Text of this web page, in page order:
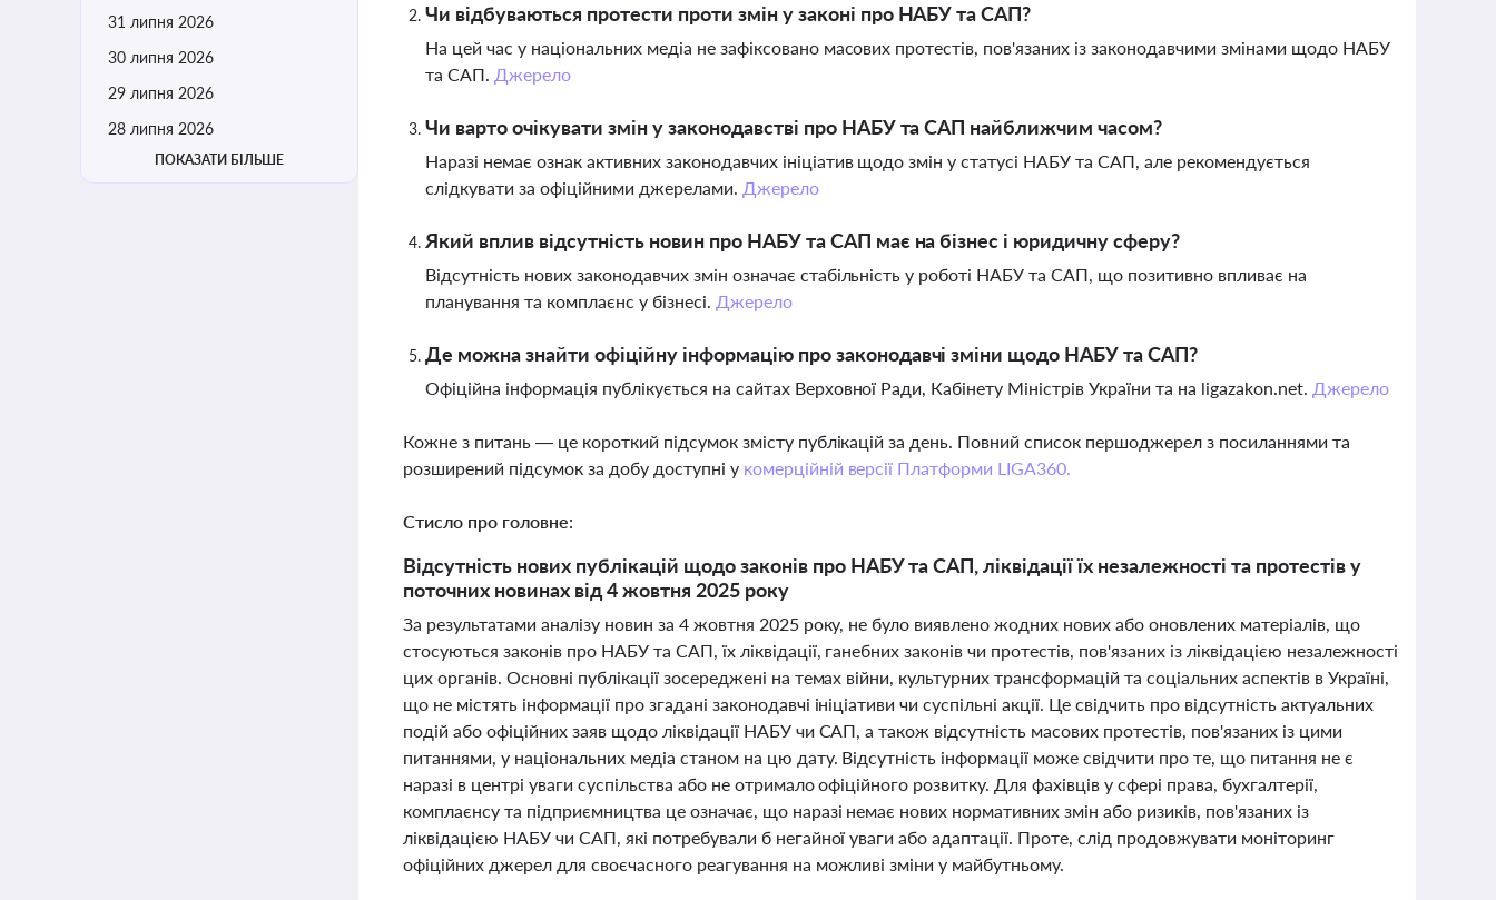
31 липня 2026
30 липня 2026
29 липня 2026
28 липня 2026
ПОКАЗАТИ БІЛЬШЕ
Чи відбуваються протести проти змін у законі про НАБУ та САП?
На цей час у національних медіа не зафіксовано масових протестів, пов'язаних із законодавчими змінами щодо НАБУ
та САП. Джерело
Чи варто очікувати змін у законодавстві про НАБУ та САП найближчим часом?
Наразі немає ознак активних законодавчих ініціатив щодо змін у статусі НАБУ та САП, але рекомендується
слідкувати за офіційними джерелами. Джерело
Який вплив відсутність новин про НАБУ та САП має на бізнес і юридичну сферу?
Відсутність нових законодавчих змін означає стабільність у роботі НАБУ та САП, що позитивно впливає на
планування та комплаєнс у бізнесі. Джерело
Де можна знайти офіційну інформацію про законодавчі зміни щодо НАБУ та САП?
Офіційна інформація публікується на сайтах Верховної Ради, Кабінету Міністрів України та на ligazakon.net. Джерело
Кожне з питань — це короткий підсумок змісту публікацій за день. Повний список першоджерел з посиланнями та
розширений підсумок за добу доступні у комерційній версії Платформи LIGA360.
Стисло про головне:
Відсутність нових публікацій щодо законів про НАБУ та САП, ліквідації їх незалежності та протестів у
поточних новинах від 4 жовтня 2025 року
За результатами аналізу новин за 4 жовтня 2025 року, не було виявлено жодних нових або оновлених матеріалів, що
стосуються законів про НАБУ та САП, їх ліквідації, ганебних законів чи протестів, пов'язаних із ліквідацією незалежності
цих органів. Основні публікації зосереджені на темах війни, культурних трансформацій та соціальних аспектів в Україні,
що не містять інформації про згадані законодавчі ініціативи чи суспільні акції. Це свідчить про відсутність актуальних
подій або офіційних заяв щодо ліквідації НАБУ чи САП, а також відсутність масових протестів, пов'язаних із цими
питаннями, у національних медіа станом на цю дату. Відсутність інформації може свідчити про те, що питання не є
наразі в центрі уваги суспільства або не отримало офіційного розвитку. Для фахівців у сфері права, бухгалтерії,
комплаєнсу та підприємництва це означає, що наразі немає нових нормативних змін або ризиків, пов'язаних із
ліквідацією НАБУ чи САП, які потребували б негайної уваги або адаптації. Проте, слід продовжувати моніторинг
офіційних джерел для своєчасного реагування на можливі зміни у майбутньому.